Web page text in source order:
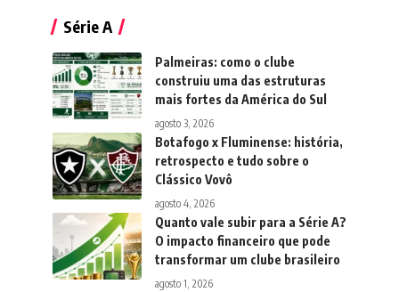
Série A
Palmeiras: como o clube
construiu uma das estruturas
mais fortes da América do Sul
agosto 3, 2026
Botafogo x Fluminense: história,
retrospecto e tudo sobre o
Clássico Vovô
agosto 4, 2026
Quanto vale subir para a Série A?
O impacto financeiro que pode
transformar um clube brasileiro
agosto 1, 2026